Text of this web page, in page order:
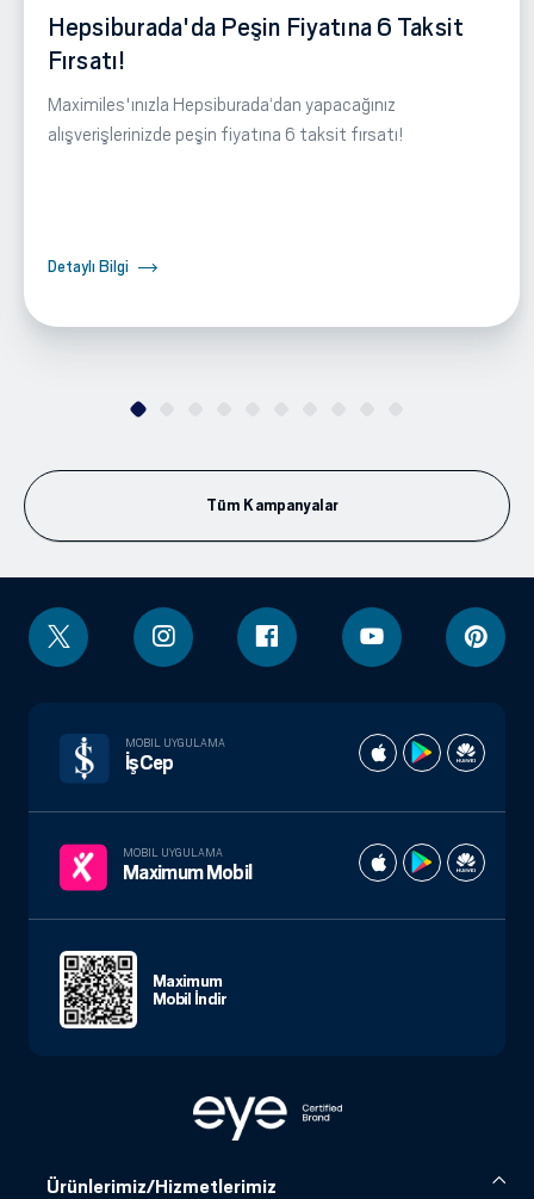
Hepsiburada'da Peşin Fiyatına 6 Taksit
Fırsatı!
Maximiles'ınızla Hepsiburada‘dan yapacağınız
alışverişlerinizde peşin fiyatına 6 taksit fırsatı!
Detaylı Bilgi
Tüm Kampanyalar
Ürünlerimiz/Hizmetlerimiz
MOBIL UYGULAMA
İşCep
MOBIL UYGULAMA
Maximum Mobil
Maximum
Mobil İndir